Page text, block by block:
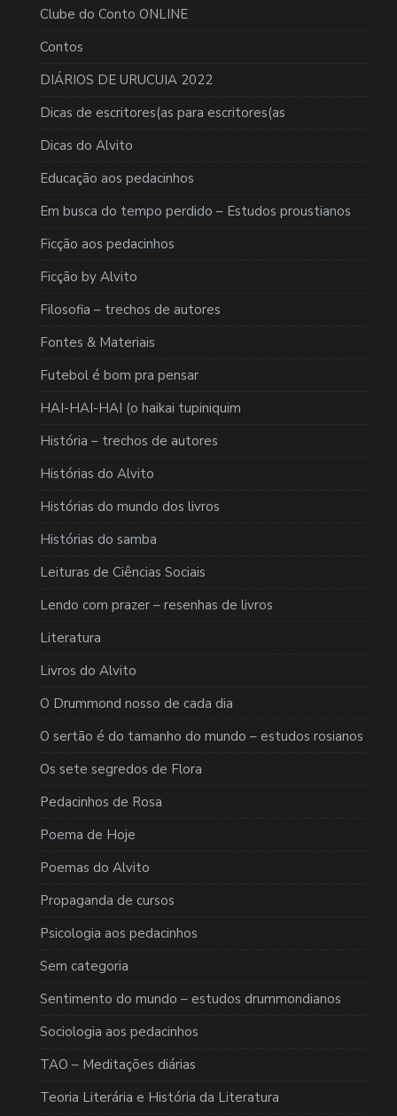
Clube do Conto ONLINE
Contos
DIÁRIOS DE URUCUIA 2022
Dicas de escritores(as para escritores(as
Dicas do Alvito
Educação aos pedacinhos
Em busca do tempo perdido – Estudos proustianos
Ficção aos pedacinhos
Ficção by Alvito
Filosofia – trechos de autores
Fontes & Materiais
Futebol é bom pra pensar
HAI-HAI-HAI (o haikai tupiniquim
História – trechos de autores
Histórias do Alvito
Histórias do mundo dos livros
Histórias do samba
Leituras de Ciências Sociais
Lendo com prazer – resenhas de livros
Literatura
Livros do Alvito
O Drummond nosso de cada dia
O sertão é do tamanho do mundo – estudos rosianos
Os sete segredos de Flora
Pedacinhos de Rosa
Poema de Hoje
Poemas do Alvito
Propaganda de cursos
Psicologia aos pedacinhos
Sem categoria
Sentimento do mundo – estudos drummondianos
Sociologia aos pedacinhos
TAO – Meditações diárias
Teoria Literária e História da Literatura